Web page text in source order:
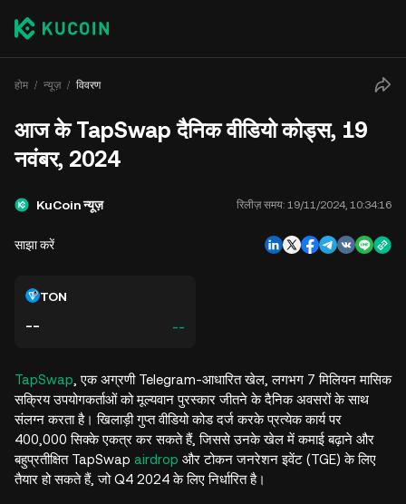
होम न्यूज़ विवरण
आज के TapSwap दैनिक वीडियो कोड्स, 19
नवंबर, 2024
KuCoin न्यूज़ रिलीज़ समय: 19/11/2024, 10:34:16
साझा करें
TON
-- --
TapSwap , एक अग्रणी Telegram-आधारित खेल, लगभग 7 मिलियन मासिक
सक्रिय उपयोगकर्ताओं को मूल्यवान पुरस्कार जीतने के दैनिक अवसरों के साथ
संलग्न करता है। खिलाड़ी गुप्त वीडियो कोड दर्ज करके प्रत्येक कार्य पर
400,000 सिक्के एकत्र कर सकते हैं, जिससे उनके खेल में कमाई बढ़ाने और
बहुप्रतीक्षित TapSwap airdrop और टोकन जनरेशन इवेंट (TGE) के लिए
तैयार हो सकते हैं, जो Q4 2024 के लिए निर्धारित है।